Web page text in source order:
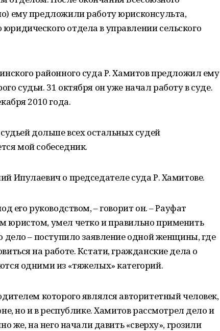
ему предложили работу юрисконсульта,
отдела в управлении сельского
районного суда Р. Хамитов предложил ему
судьи. 31 октября он уже начал работу в суде.
2010 года.
дольше всех остальных судей
мой собеседник.
Ипулаевич о председателе суда Р. Хамитове.
его руководством, – говорит он. – Рауфат
юристом, умел четко и правильно применить
дело – поступило заявление одной женщины, где
на работе. Кстати, гражданские дела о
одними из «тяжелых» категорий.
которого являлся авторитетный человек,
но и в республике. Хамитов рассмотрел дело и
же, на него начали давить «сверху», грозили